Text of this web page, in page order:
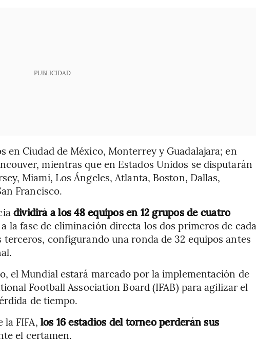
PUBLICIDAD
en Ciudad de México, Monterrey y Guadalajara; en
mientras que en Estados Unidos se disputarán
Miami, Los Ángeles, Atlanta, Boston, Dallas,
Francisco.
dividirá a los 48 equipos en 12 grupos de cuatro
la fase de eliminación directa los dos primeros de cada
terceros, configurando una ronda de 32 equipos antes
el Mundial estará marcado por la implementación de
Football Association Board (IFAB) para agilizar el
de tiempo.
la FIFA, los 16 estadios del torneo perderán sus
el certamen.